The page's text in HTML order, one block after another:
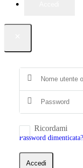
Ricordami
Password dimenticata?
Accedi